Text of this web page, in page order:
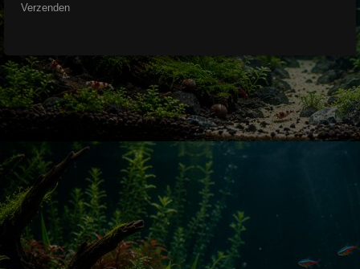
Verzenden